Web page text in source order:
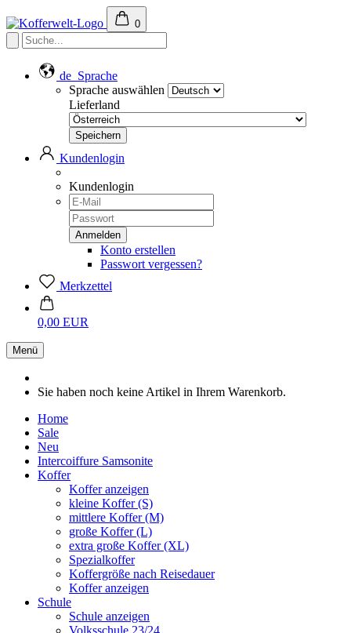
0
de Sprache
Sprache auswählen
Lieferland
Kundenlogin
Kundenlogin
Konto erstellen
Passwort vergessen?
Merkzettel
0,00 EUR
Menü
Sie haben noch keine Artikel in Ihrem Warenkorb.
Home
Sale
Neu
Intercoiffure Samsonite
Koffer
Koffer anzeigen
kleine Koffer (S)
mittlere Koffer (M)
große Koffer (L)
extra große Koffer (XL)
Spezialkoffer
Koffergröße nach Reisedauer
Koffer anzeigen
Schule
Schule anzeigen
Volksschule 23/24